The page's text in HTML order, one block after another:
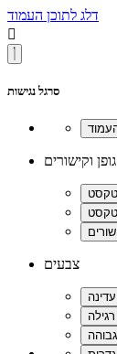
דלג לתוכן העמוד

סרגל נגישות
גופן וקישורים
צבעים